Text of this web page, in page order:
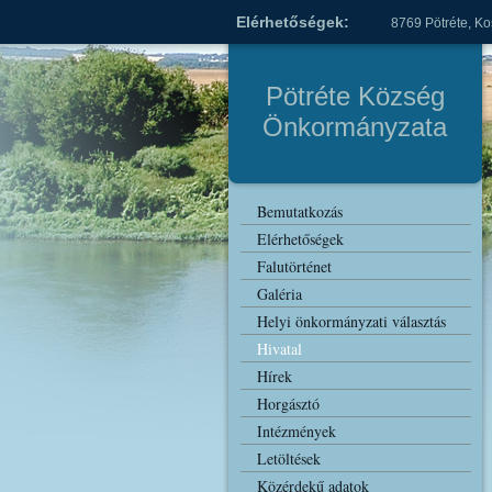
Elérhetőségek: 8769 Pötréte,
Pötréte Község
Önkormányzata
Bemutatkozás
Elérhetőségek
Falutörténet
Galéria
Helyi önkormányzati választás
Hivatal
Hírek
Horgásztó
Intézmények
Letöltések
Közérdekű adatok